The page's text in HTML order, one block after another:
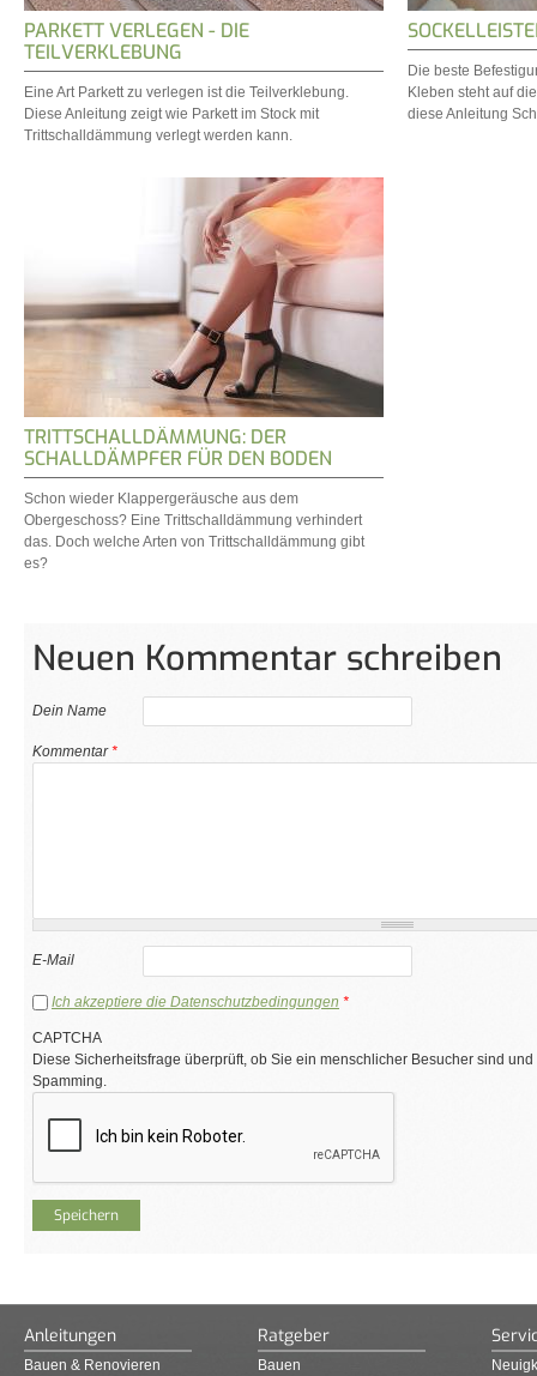
PARKETT VERLEGEN - DIE
TEILVERKLEBUNG
Eine Art Parkett zu verlegen ist die Teilverklebung.
Diese Anleitung zeigt wie Parkett im Stock mit
Trittschalldämmung verlegt werden kann.
Die beste
Kleben steht auf
diese Anleitung
TRITTSCHALLDÄMMUNG: DER
SCHALLDÄMPFER FÜR DEN BODEN
Schon wieder Klappergeräusche aus dem
Obergeschoss? Eine Trittschalldämmung verhindert
das. Doch welche Arten von Trittschalldämmung gibt
es?
Neuen Kommentar schreiben
Dein Name
Kommentar*
E-Mail
Ich akzeptiere die Datenschutzbedingungen *
CAPTCHA
Diese Sicherheitsfrage überprüft, ob Sie ein menschlicher Besucher sind
Spamming.
Anleitungen
Bauen & Renovieren
Ratgeber
Bauen